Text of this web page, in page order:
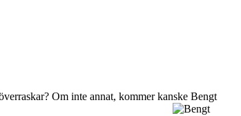
Om inte annat, kommer kanske Bengt